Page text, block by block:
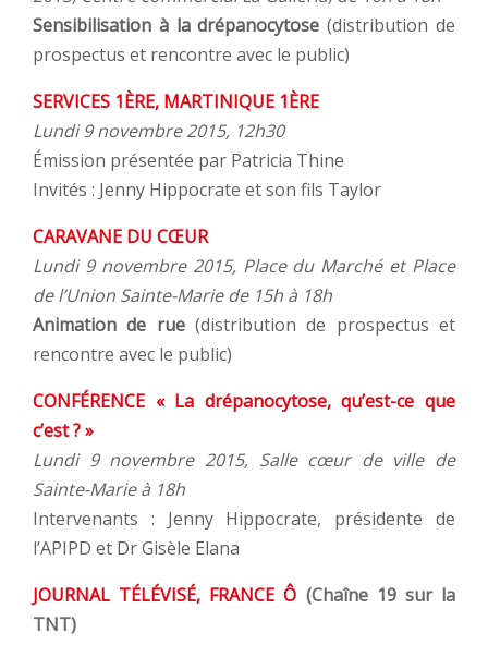
Sensibilisation à la drépanocytose (distribution de
prospectus et rencontre avec le public)
SERVICES 1ÈRE, MARTINIQUE 1ÈRE
Lundi 9 novembre 2015, 12h30
Émission présentée par Patricia Thine
Invités : Jenny Hippocrate et son fils Taylor
CARAVANE DU CŒUR
Lundi 9 novembre 2015, Place du Marché et Place
de l’Union Sainte-Marie de 15h à 18h
Animation de rue(distribution de prospectus et
rencontre avec le public)
CONFÉRENCE « La drépanocytose, qu’est-ce que
c’est ? »
Lundi 9 novembre 2015, Salle cœur de ville de
Sainte-Marie à 18h
Intervenants : Jenny Hippocrate, présidente de
l’APIPD et Dr Gisèle Elana
JOURNAL TÉLÉVISÉ, FRANCE Ô (Chaîne 19 sur la
TNT)